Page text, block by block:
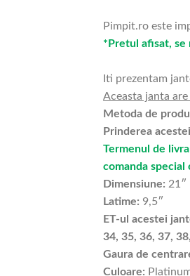
Pimpit.ro este
*Pretul afisat, se
Iti prezentam
Aceasta janta
Metoda de
Prinderea
Termenul de
comanda
Dimensiune: 21″
Latime: 9,5″
ET-ul acestei
34, 35, 36, 37,
Gaura de
Culoare: